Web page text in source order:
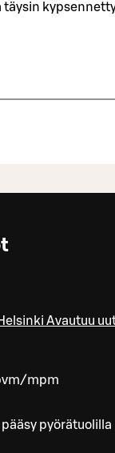
täysin
Avautuu
mpm
pyörätuolilla